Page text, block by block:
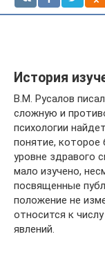
История
В.М. Русалов
сложную и
психологии
понятие,
уровне здравого
мало изучено,
посвященные
положение не
относится к
явлений.